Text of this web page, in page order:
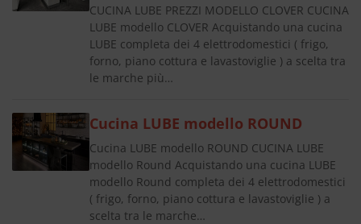
CUCINA LUBE PREZZI MODELLO CLOVER CUCINA
LUBE modello CLOVER Acquistando una cucina
LUBE completa dei 4 elettrodomestici ( frigo,
forno, piano cottura e lavastoviglie ) a scelta tra
le marche più…
Cucina LUBE modello ROUND
Cucina LUBE modello ROUND CUCINA LUBE
modello Round Acquistando una cucina LUBE
modello Round completa dei 4 elettrodomestici
( frigo, forno, piano cottura e lavastoviglie ) a
scelta tra le marche…